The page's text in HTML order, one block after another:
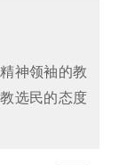
神领袖的教
选民的态度